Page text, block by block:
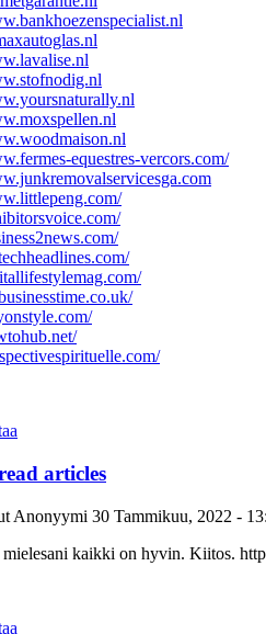
equestres-vercors.com/
articles
Anonyymi 30 Tammikuu, 2022 -
kaikki on hyvin. Kiitos.